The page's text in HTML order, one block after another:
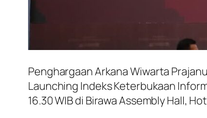
Penghargaan Arkana Wiwarta
Launching Indeks Keterbukaan
16.30 WIB di Birawa Assembly Hall,